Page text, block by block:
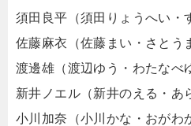
須田良平（須田りょうへい・
佐藤麻衣（佐藤まい・さとう
渡邊雄（渡辺ゆう・わたなべ
新井ノエル（新井のえる・あ
小川加奈（小川かな・おがわ